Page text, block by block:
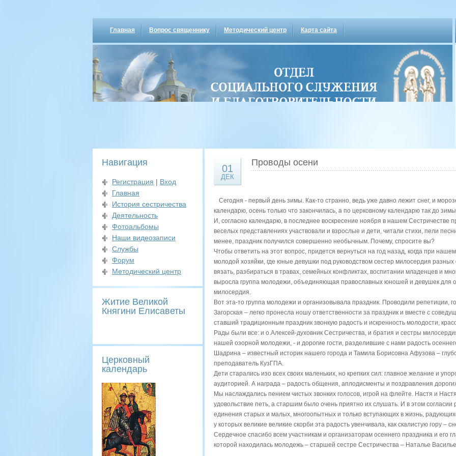
Главная Вопрос священнику Методический центр Карта сайта
Навигация
Регистрация | Вход
Главная
История сестричества
Деятельность
Фотоальбомы
Наши видеозаписи
Службы
Форум
Методический центр
Житие Великой
Княгини Елисаветы
Церковный
календарь
01
ДЕК
Проводы осени
Сегодня - первый день зимы. Как-то странно, ведь уже давно лежит снег, и
календарю, осень только что закончилась, а по церковному календарю так до
И, согласно календарю, в последнее воскресение ноября в нашем Сестричестве
веселых представлениях участвовали и взрослые и дети, читали стихи, пели
менее, праздник получился совершенно необычным. Почему, спросите вы?
Чтобы ответить на этот вопрос, придется вернуться на год назад, когда при
молодой хозяйки, где юные девушки под руководством сестер милосердия разных
вязать, разбираться в травах, семейных конфликтах, воспитании младенцев и
выросла группа молодежи, объединяющая православных юношей и девушек для
милосердия.
Вот эта-то группа молодежи и организовывала праздник. Проводили репетиции,
Загорская – легко пронесла ношу ответственности за праздник и вместе с
ставший традиционным праздник звонкую радость и искренность молодости,
Рады были все: и о.Алексей-духовник Сестричества, и братия и сестры
нашей озорной молодежи, - и дорогие гости, разделившие с нами радость
Шадрина – известный историк нашего города и Тамила Борисовна Афузова –
преподаватель КузГПА.
Дети старались изо всех своих маленьких, но крепких сил: главное желание и
аудиторией. А награда – радость общения, аплодисменты и поздравления
Мы наслаждались пением чистых звонких голосов, игрой на флейте. Настя и
удовольствие петь, а старшим было очень приятно их слушать. И в этом
единения старых и малых, многоопытных и только вступающих в жизнь,
у которых великие великие скорби эта радость увенчивала, как скалистую гору –
Сердечное спасибо всем участникам и организаторам осеннего праздника и его
которой находилась молодежь – старшей сестре Сестричества – Наталье